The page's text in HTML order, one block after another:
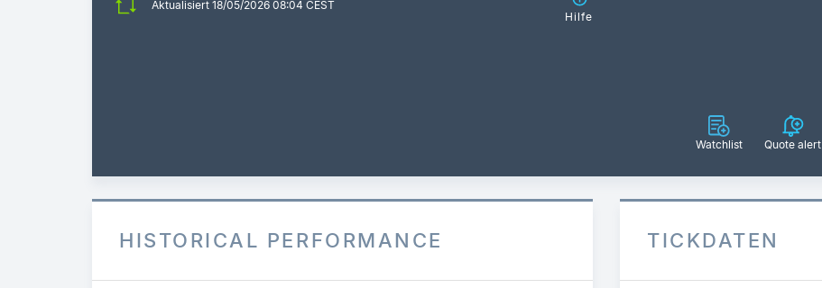
Aktualisiert 18/05/2026 08:04 CEST
Hilfe
Watchlist Quote alert
HISTORICAL PERFORMANCE TICKDATEN